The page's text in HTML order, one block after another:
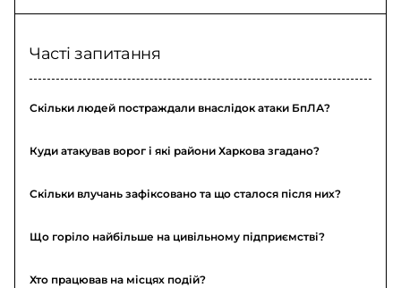
Часті запитання
Скільки людей постраждали внаслідок атаки БпЛА?
Куди атакував ворог і які райони Харкова згадано?
Скільки влучань зафіксовано та що сталося після них?
Що горіло найбільше на цивільному підприємстві?
Хто працював на місцях подій?